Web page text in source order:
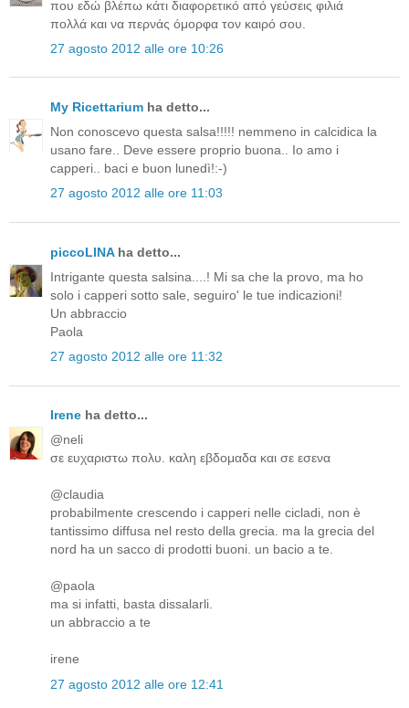
που εδώ βλέπω κάτι διαφορετικό από γεύσεις φιλιά
πολλά και να περνάς όμορφα τον καιρό σου.
27 agosto 2012 alle ore 10:26
My Ricettarium ha detto...
Non conoscevo questa salsa!!!!! nemmeno in calcidica la
usano fare.. Deve essere proprio buona.. Io amo i
capperi.. baci e buon lunedì!:-)
27 agosto 2012 alle ore 11:03
piccoLINAha detto...
Intrigante questa salsina....! Mi sa che la provo, ma ho
solo i capperi sotto sale, seguiro' le tue indicazioni!
Un abbraccio
Paola
27 agosto 2012 alle ore 11:32
Irene ha detto...
@neli
σε ευχαριστω πολυ. καλη εβδομαδα και σε εσενα
@claudia
probabilmente crescendo i capperi nelle cicladi, non è
tantissimo diffusa nel resto della grecia. ma la grecia del
nord ha un sacco di prodotti buoni. un bacio a te.
@paola
ma si infatti, basta dissalarli.
un abbraccio a te
irene
27 agosto 2012 alle ore 12:41